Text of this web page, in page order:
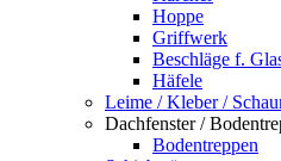
Hoppe
Griffwerk
Beschläge f.
Häfele
Leime / Kleber /
Dachfenster /
Bodentreppen